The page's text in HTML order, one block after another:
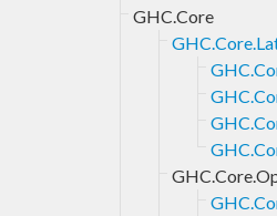
GHC.Core